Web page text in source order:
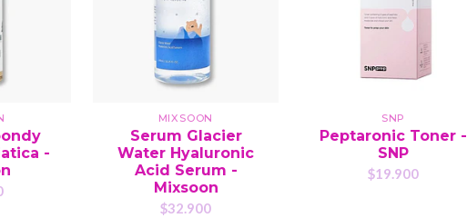
-
MIXSOON
Serum Glacier
Water Hyaluronic
Acid Serum -
Mixsoon
$32.900
SNP
Peptaronic Toner -
SNP
$19.900